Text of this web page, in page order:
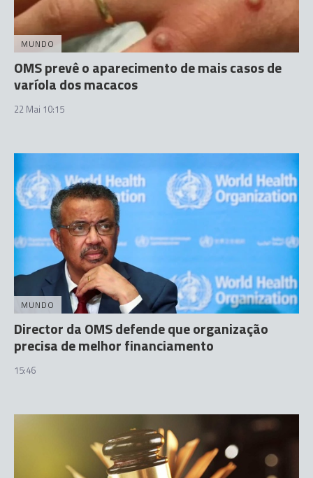
MUNDO
OMS prevê o aparecimento de mais casos de
varíola dos macacos
22 Mai 10:15
MUNDO
Director da OMS defende que organização
precisa de melhor financiamento
15:46